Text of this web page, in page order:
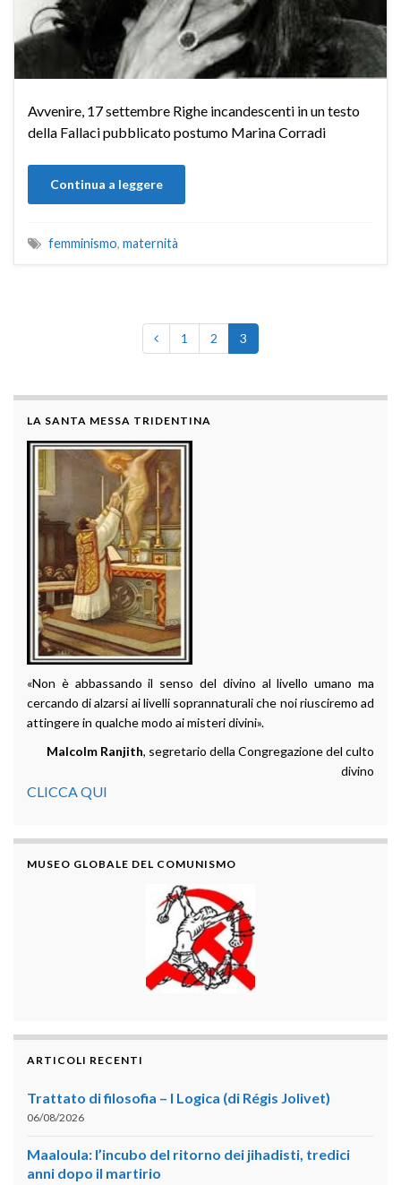
Avvenire, 17 settembre Righe incandescenti in un testo
della Fallaci pubblicato postumo Marina Corradi
Continua a leggere
femminismo, maternità
1 2 3
LA SANTA MESSA TRIDENTINA
«Non è abbassando il senso del divino al livello umano ma
cercando di alzarsi ai livelli soprannaturali che noi riusciremo ad
attingere in qualche modo ai misteri divini».
Malcolm Ranjith, segretario della Congregazione del culto
divino
CLICCA QUI
MUSEO GLOBALE DEL COMUNISMO
ARTICOLI RECENTI
Trattato di filosofia – I Logica (di Régis Jolivet)
06/08/2026
Maaloula: l’incubo del ritorno dei jihadisti, tredici
anni dopo il martirio